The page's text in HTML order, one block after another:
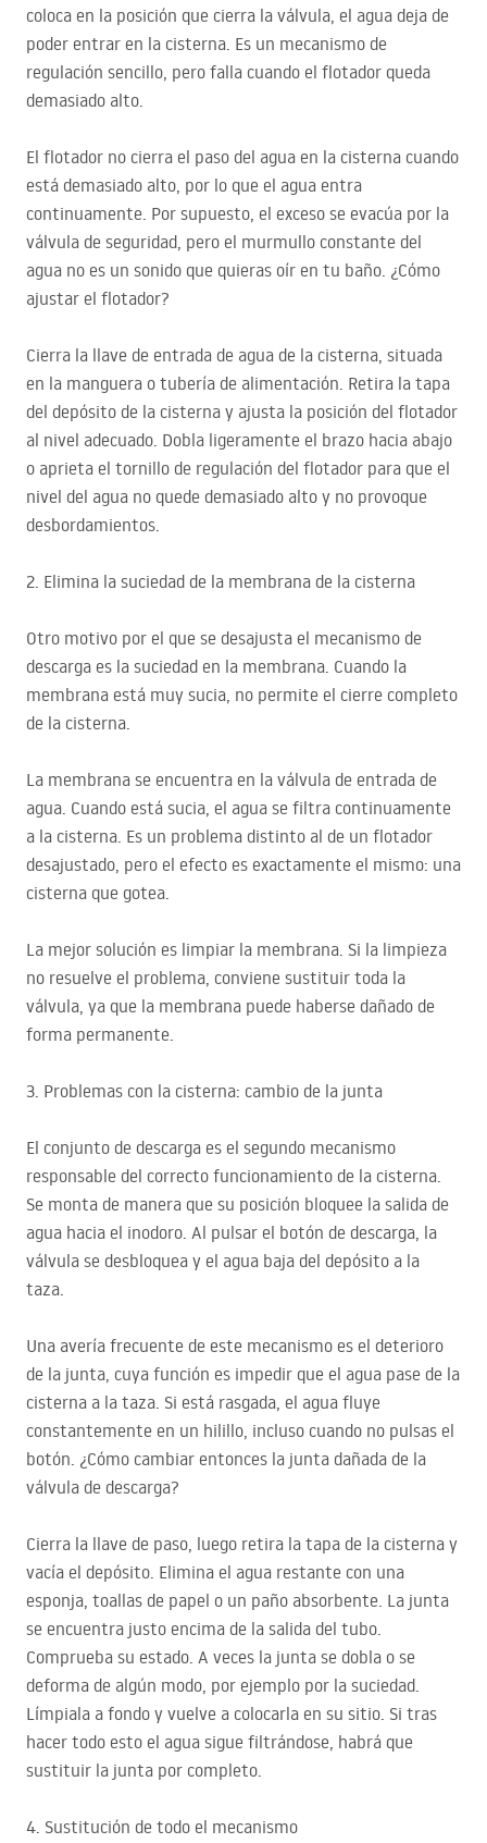
coloca en la posición que cierra la válvula, el agua deja de
poder entrar en la cisterna. Es un mecanismo de
regulación sencillo, pero falla cuando el flotador queda
demasiado alto.
El flotador no cierra el paso del agua en la cisterna cuando
está demasiado alto, por lo que el agua entra
continuamente. Por supuesto, el exceso se evacúa por la
válvula de seguridad, pero el murmullo constante del
agua no es un sonido que quieras oír en tu baño. ¿Cómo
ajustar el flotador?
Cierra la llave de entrada de agua de la cisterna, situada
en la manguera o tubería de alimentación. Retira la tapa
del depósito de la cisterna y ajusta la posición del flotador
al nivel adecuado. Dobla ligeramente el brazo hacia abajo
o aprieta el tornillo de regulación del flotador para que el
nivel del agua no quede demasiado alto y no provoque
desbordamientos.
2. Elimina la suciedad de la membrana de la cisterna
Otro motivo por el que se desajusta el mecanismo de
descarga es la suciedad en la membrana. Cuando la
membrana está muy sucia, no permite el cierre completo
de la cisterna.
La membrana se encuentra en la válvula de entrada de
agua. Cuando está sucia, el agua se filtra continuamente
a la cisterna. Es un problema distinto al de un flotador
desajustado, pero el efecto es exactamente el mismo: una
cisterna que gotea.
La mejor solución es limpiar la membrana. Si la limpieza
no resuelve el problema, conviene sustituir toda la
válvula, ya que la membrana puede haberse dañado de
forma permanente.
3. Problemas con la cisterna: cambio de la junta
El conjunto de descarga es el segundo mecanismo
responsable del correcto funcionamiento de la cisterna.
Se monta de manera que su posición bloquee la salida de
agua hacia el inodoro. Al pulsar el botón de descarga, la
válvula se desbloquea y el agua baja del depósito a la
taza.
Una avería frecuente de este mecanismo es el deterioro
de la junta, cuya función es impedir que el agua pase de la
cisterna a la taza. Si está rasgada, el agua fluye
constantemente en un hilillo, incluso cuando no pulsas el
botón. ¿Cómo cambiar entonces la junta dañada de la
válvula de descarga?
Cierra la llave de paso, luego retira la tapa de la cisterna y
vacía el depósito. Elimina el agua restante con una
esponja, toallas de papel o un paño absorbente. La junta
se encuentra justo encima de la salida del tubo.
Comprueba su estado. A veces la junta se dobla o se
deforma de algún modo, por ejemplo por la suciedad.
Límpiala a fondo y vuelve a colocarla en su sitio. Si tras
hacer todo esto el agua sigue filtrándose, habrá que
sustituir la junta por completo.
4. Sustitución de todo el mecanismo